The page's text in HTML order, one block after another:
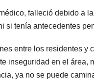
falleció debido a
si tenía antecedentes
entre los residentes y
inseguridad en el área,
ya no se puede